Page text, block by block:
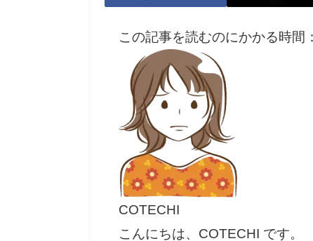
この記事を読むのにかかる時間：
COTECHI
こんにちは、COTECHI です。